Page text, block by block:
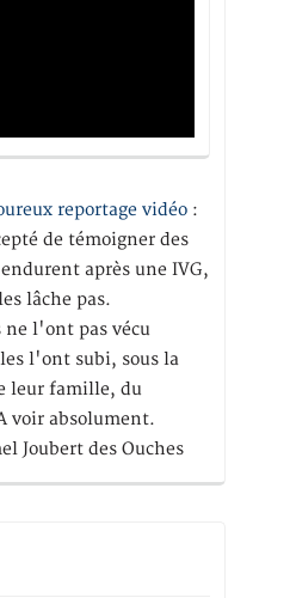
reportage vidéo :
de témoigner des
après une IVG,
lâche pas.
l'ont pas vécu
l'ont subi, sous la
leur famille, du
voir absolument.
Joubert des Ouches